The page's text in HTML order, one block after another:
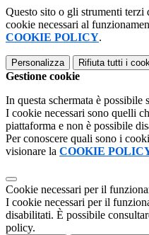
Questo sito o gli strumenti
cookie necessari al
COOKIE POLICY.
Personalizza Rifiuta tutti i
Gestione cookie
In questa schermata è
I cookie necessari sono quelli
piattaforma e non è possibile
Per conoscere quali sono i
visionare la COOKIE
Cookie necessari per il
I cookie necessari per il
disabilitati. È possibile
policy.